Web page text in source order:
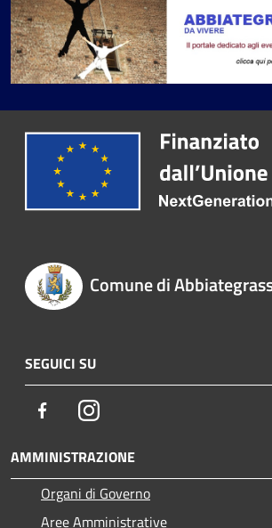
Comune di
SEGUICI SU
FacebookInstagram
AMMINISTRAZIONE
Organi di Governo
Aree Amministrative